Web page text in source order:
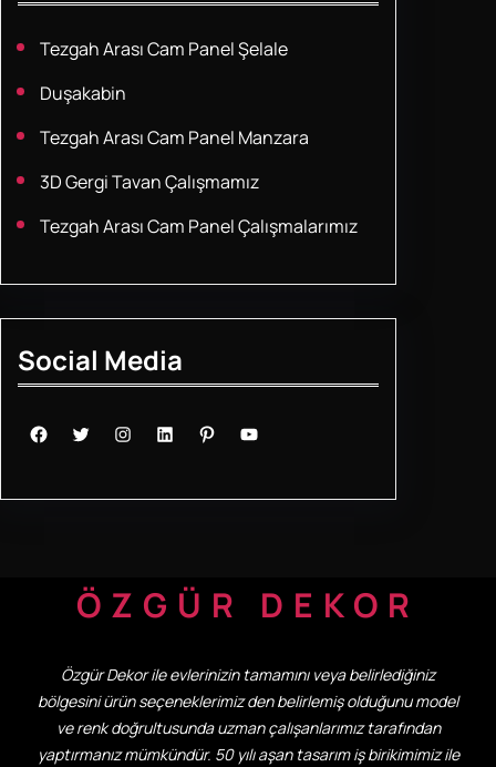
Tezgah Arası Cam Panel Şelale
Duşakabin
Tezgah Arası Cam Panel Manzara
3D Gergi Tavan Çalışmamız
Tezgah Arası Cam Panel Çalışmalarımız
Social Media
Facebook Twitter Instagram LinkedIn Pinterest YouTube
ÖZGÜR DEKOR
Özgür Dekor ile evlerinizin tamamını veya belirlediğiniz
bölgesini ürün seçeneklerimiz den belirlemiş olduğunu model
ve renk doğrultusunda uzman çalışanlarımız tarafından
yaptırmanız mümkündür. 50 yılı aşan tasarım iş birikimimiz ile